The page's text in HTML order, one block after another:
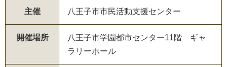
主催 八王子市市民活動支援センター
開催場所
八王子市学園都市センター11階 ギャ
ラリーホール